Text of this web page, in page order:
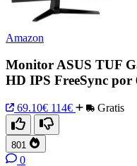
Amazon
Monitor ASUS TUF
HD IPS FreeSync por
69.10€ 114€ Gratis
801
0